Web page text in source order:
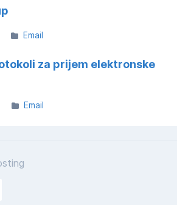
Email
za prijem elektronske
Email